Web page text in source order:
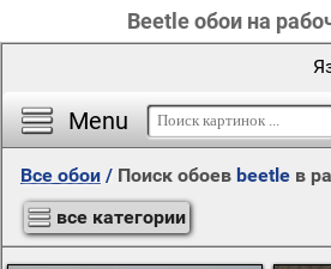
Beetle обои на
Menu
Все обои / Поиск обоев beetle в
все категории